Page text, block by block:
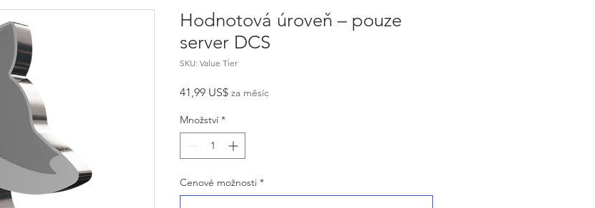
Hodnotová úroveň – pouze
server DCS
SKU: Value Tier
41,99 US$Cena
za měsíc
Množství *
Cenové možnosti *